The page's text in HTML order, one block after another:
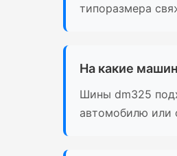
типоразмера
На какие
Шины dm325
автомобилю или